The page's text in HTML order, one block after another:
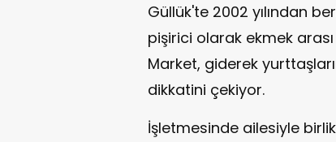
Güllük'te 2002 yılından
pişirici olarak ekmek arası
Market, giderek
dikkatini çekiyor.
İşletmesinde ailesiyle